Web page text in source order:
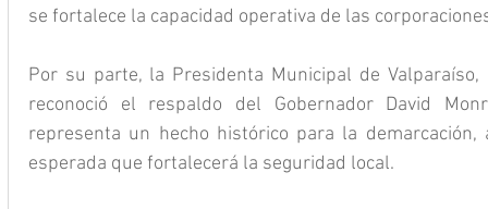
se fortalece la capacidad operativa de las
Por su parte, la Presidenta Municipal de Valparaíso,
reconoció el respaldo del Gobernador David
representa un hecho histórico para la
esperada que fortalecerá la seguridad local.